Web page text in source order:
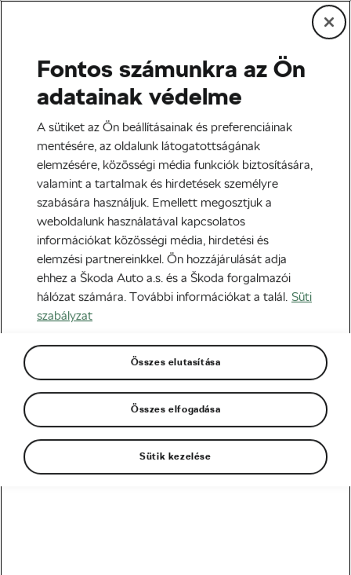
Tag:RideWithGPS
8 mobilalkalmazás edzéshez, ha már
2019-01-27 08:00-kor
Edzés és életmód
Fontos számunkra az Ön
adatainak védelme
A sütiket az Ön beállításainak és preferenciáinak
mentésére, az oldalunk látogatottságának
elemzésére, közösségi média funkciók biztosítására,
valamint a tartalmak és hirdetések személyre
szabására használjuk. Emellett megosztjuk a
weboldalunk használatával kapcsolatos
információkat közösségi média, hirdetési és
elemzési partnereinkkel. Ön hozzájárulását adja
ehhez a Škoda Auto a.s. és a Škoda forgalmazói
hálózat számára. További információkat a talál. Süti
szabályzat
Összes elutasítása
Összes elfogadása
Sütik kezelése